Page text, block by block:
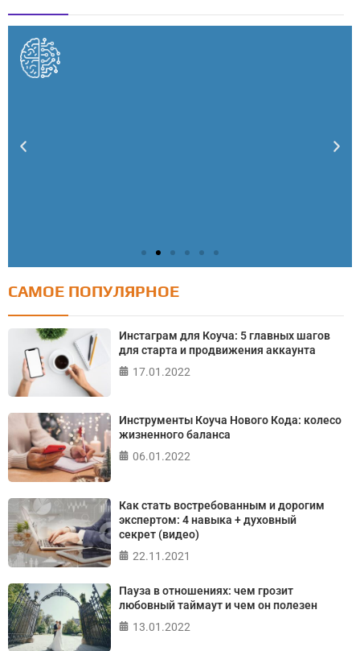
Тест: Как я контролирую свою жизнь?
Онлайн тест на основе шкалы локуса контроля
Джулиана Роттера
САМОЕ ПОПУЛЯРНОЕ
Инстаграм для Коуча: 5 главных шагов
для старта и продвижения аккаунта
17.01.2022
Инструменты Коуча Нового Кода: колесо
жизненного баланса
06.01.2022
Как стать востребованным и дорогим
экспертом: 4 навыка + духовный
секрет (видео)
22.11.2021
Пауза в отношениях: чем грозит
любовный таймаут и чем он полезен
13.01.2022